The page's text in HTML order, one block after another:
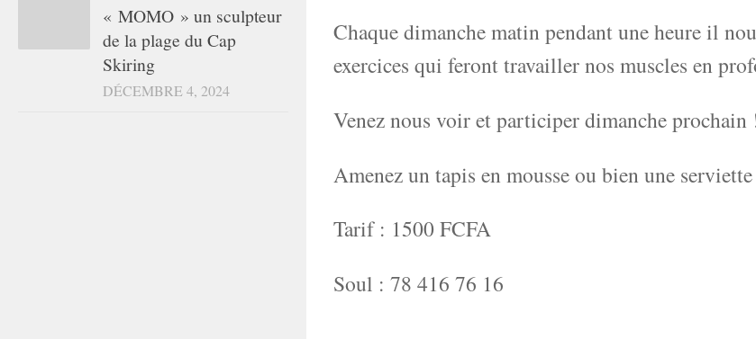
Chaque dimanche matin pendant une heure il
exercices qui feront travailler nos muscles en
Venez nous voir et participer dimanche prochain
Amenez un tapis en mousse ou bien une
Tarif : 1500 FCFA
Soul : 78 416 76 16
« MOMO » un sculpteur
de la plage du Cap
Skiring
DÉCEMBRE 4, 2024